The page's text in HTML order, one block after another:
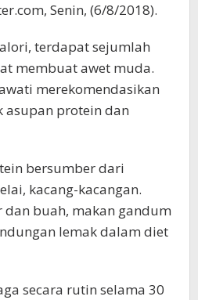
Senin, (6/8/2018).
terdapat sejumlah
membuat awet muda.
merekomendasikan
asupan protein dan
bersumber dari
kacang-kacangan.
dan buah, makan gandum
lemak dalam diet
secara rutin selama 30